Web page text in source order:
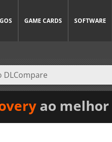
GAME CARDS SOFTWARE
ao